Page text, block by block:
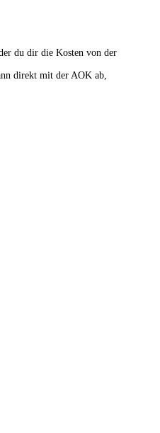
du dir die Kosten von der
direkt mit der AOK ab,